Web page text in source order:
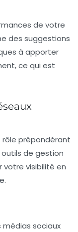
de votre
des suggestions
à apporter
ce qui est
rôle prépondérant
outils de gestion
votre visibilité en
sociaux